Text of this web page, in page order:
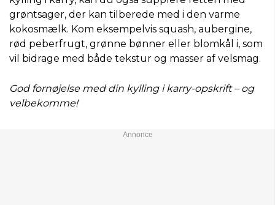
grøntsager, der kan tilberede med i den varme
kokosmælk. Kom eksempelvis squash, aubergine,
rød peberfrugt, grønne bønner eller blomkål i, som
vil bidrage med både tekstur og masser af velsmag.
God fornøjelse med din kylling i karry-opskrift – og
velbekomme!